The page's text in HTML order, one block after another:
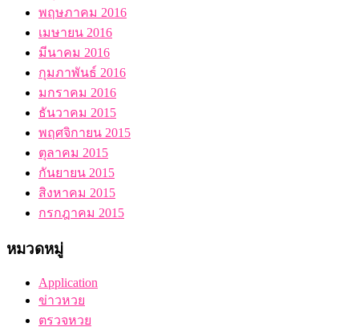
พฤษภาคม 2016
เมษายน 2016
มีนาคม 2016
กุมภาพันธ์ 2016
มกราคม 2016
ธันวาคม 2015
พฤศจิกายน 2015
ตุลาคม 2015
กันยายน 2015
สิงหาคม 2015
กรกฎาคม 2015
หมวดหมู่
Application
ข่าวหวย
ตรวจหวย